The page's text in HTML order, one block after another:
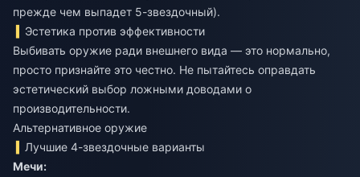
прежде чем выпадет 5-звездочный).
Эстетика против эффективности
Выбивать оружие ради внешнего вида — это нормально,
просто признайте это честно. Не пытайтесь оправдать
эстетический выбор ложными доводами о
производительности.
Альтернативное оружие
Лучшие 4-звездочные варианты
Мечи: